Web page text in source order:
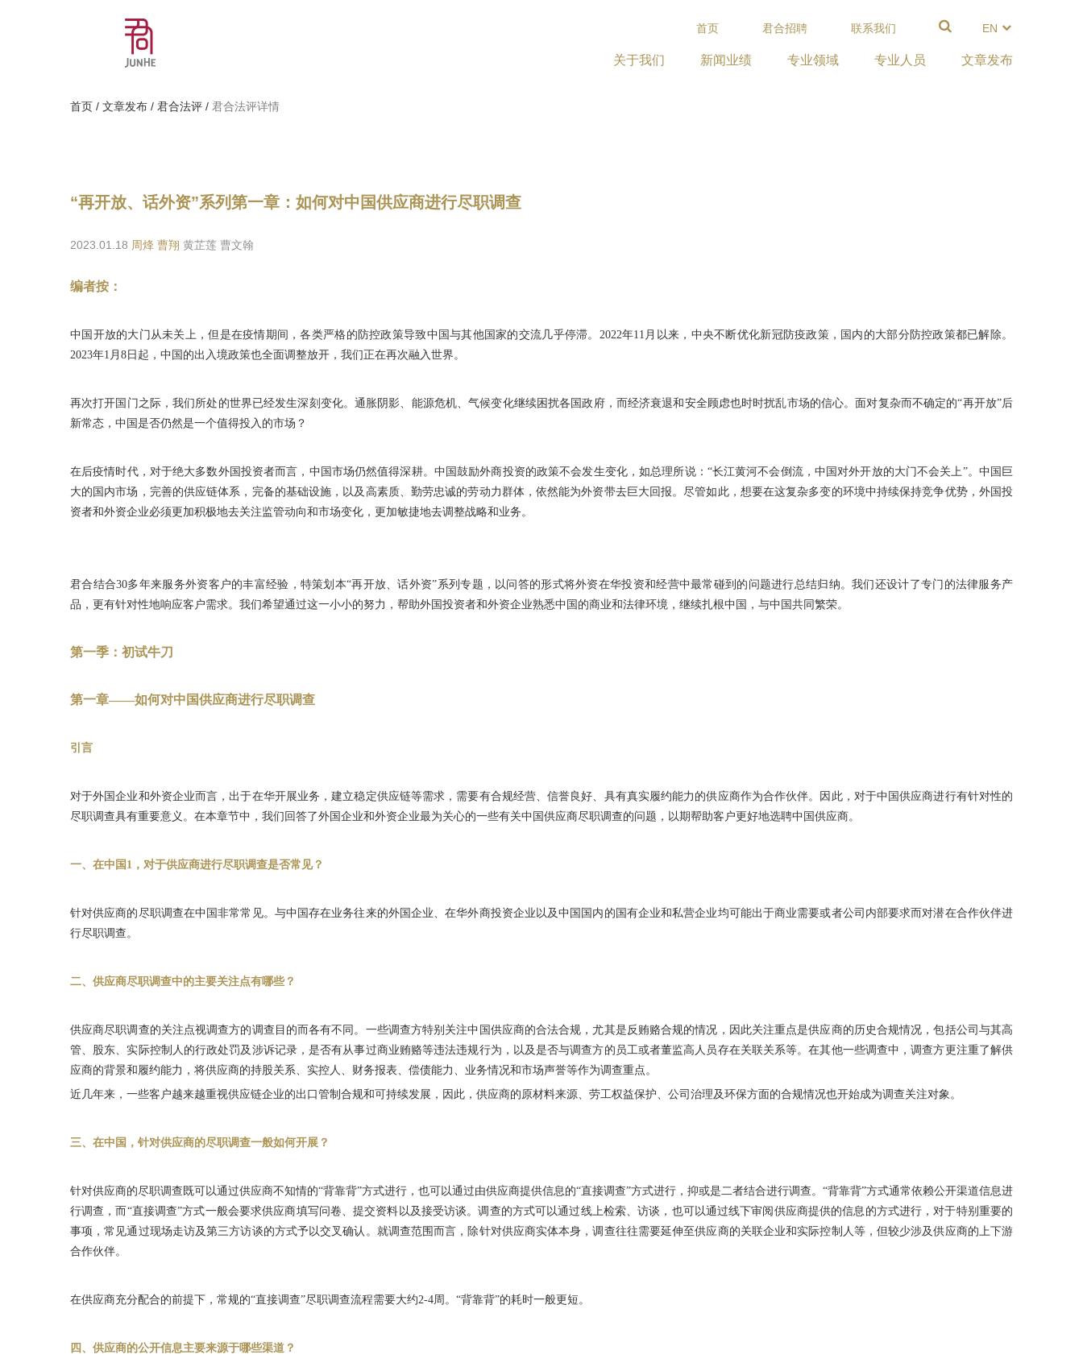
EN
首页 君合招聘 联系我们
关于我们 新闻业绩 专业领域 专业人员 文章发布
首页 / 文章发布 / 君合法评 / 君合法评详情
“再开放、话外资”系列第一章：如何对中国供应商进行尽职调查
2023.01.18 周烽 曹翔 黄芷莲 曹文翰
编者按：
中国开放的大门从未关上，但是在疫情期间，各类严格的防控政策导致中国与其他国家的交流几乎停滞。2022年11月以来，中央不断优化新冠防疫政策，国内的大部分防控政策都已解除。
2023年1月8日起，中国的出入境政策也全面调整放开，我们正在再次融入世界。
再次打开国门之际，我们所处的世界已经发生深刻变化。通胀阴影、能源危机、气候变化继续困扰各国政府，而经济衰退和安全顾虑也时时扰乱市场的信心。面对复杂而不确定的“再开放”后
新常态，中国是否仍然是一个值得投入的市场？
在后疫情时代，对于绝大多数外国投资者而言，中国市场仍然值得深耕。中国鼓励外商投资的政策不会发生变化，如总理所说：“长江黄河不会倒流，中国对外开放的大门不会关上”。中国巨
大的国内市场，完善的供应链体系，完备的基础设施，以及高素质、勤劳忠诚的劳动力群体，依然能为外资带去巨大回报。尽管如此，想要在这复杂多变的环境中持续保持竞争优势，外国投
资者和外资企业必须更加积极地去关注监管动向和市场变化，更加敏捷地去调整战略和业务。
君合结合30多年来服务外资客户的丰富经验，特策划本“再开放、话外资”系列专题，以问答的形式将外资在华投资和经营中最常碰到的问题进行总结归纳。我们还设计了专门的法律服务产
品，更有针对性地响应客户需求。我们希望通过这一小小的努力，帮助外国投资者和外资企业熟悉中国的商业和法律环境，继续扎根中国，与中国共同繁荣。
第一季：初试牛刀
第一章——如何对中国供应商进行尽职调查
引言
对于外国企业和外资企业而言，出于在华开展业务，建立稳定供应链等需求，需要有合规经营、信誉良好、具有真实履约能力的供应商作为合作伙伴。因此，对于中国供应商进行有针对性的
尽职调查具有重要意义。在本章节中，我们回答了外国企业和外资企业最为关心的一些有关中国供应商尽职调查的问题，以期帮助客户更好地选聘中国供应商。
一、在中国1，对于供应商进行尽职调查是否常见？
针对供应商的尽职调查在中国非常常见。与中国存在业务往来的外国企业、在华外商投资企业以及中国国内的国有企业和私营企业均可能出于商业需要或者公司内部要求而对潜在合作伙伴进
行尽职调查。
二、供应商尽职调查中的主要关注点有哪些？
供应商尽职调查的关注点视调查方的调查目的而各有不同。一些调查方特别关注中国供应商的合法合规，尤其是反贿赂合规的情况，因此关注重点是供应商的历史合规情况，包括公司与其高
管、股东、实际控制人的行政处罚及涉诉记录，是否有从事过商业贿赂等违法违规行为，以及是否与调查方的员工或者董监高人员存在关联关系等。在其他一些调查中，调查方更注重了解供
应商的背景和履约能力，将供应商的持股关系、实控人、财务报表、偿债能力、业务情况和市场声誉等作为调查重点。
近几年来，一些客户越来越重视供应链企业的出口管制合规和可持续发展，因此，供应商的原材料来源、劳工权益保护、公司治理及环保方面的合规情况也开始成为调查关注对象。
三、在中国，针对供应商的尽职调查一般如何开展？
针对供应商的尽职调查既可以通过供应商不知情的“背靠背”方式进行，也可以通过由供应商提供信息的“直接调查”方式进行，抑或是二者结合进行调查。“背靠背”方式通常依赖公开渠道信息进
行调查，而“直接调查”方式一般会要求供应商填写问卷、提交资料以及接受访谈。调查的方式可以通过线上检索、访谈，也可以通过线下审阅供应商提供的信息的方式进行，对于特别重要的
事项，常见通过现场走访及第三方访谈的方式予以交叉确认。就调查范围而言，除针对供应商实体本身，调查往往需要延伸至供应商的关联企业和实际控制人等，但较少涉及供应商的上下游
合作伙伴。
在供应商充分配合的前提下，常规的“直接调查”尽职调查流程需要大约2-4周。“背靠背”的耗时一般更短。
四、供应商的公开信息主要来源于哪些渠道？